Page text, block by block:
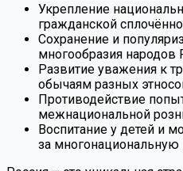
Укрепление
гражданской
Сохранение и
многообразия народов
Развитие уважения к
обычаям разных
Противодействие
межнациональной
Воспитание у детей и
за